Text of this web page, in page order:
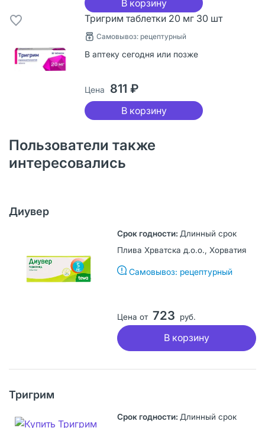
В корзину
Тригрим таблетки 20 мг 30 шт
Самовывоз: рецептурный
В аптеку сегодня или позже
Цена 811 ₽
В корзину
Пользователи также
интересовались
Диувер
Длинный срок
Плива Хрватска д.о.о., Хорватия
Самовывоз: рецептурный
Цена от 723 руб.
В корзину
Тригрим
Длинный срок